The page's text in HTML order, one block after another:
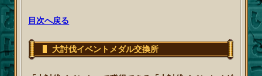
目次へ戻る
大討伐イベントメダル交換所